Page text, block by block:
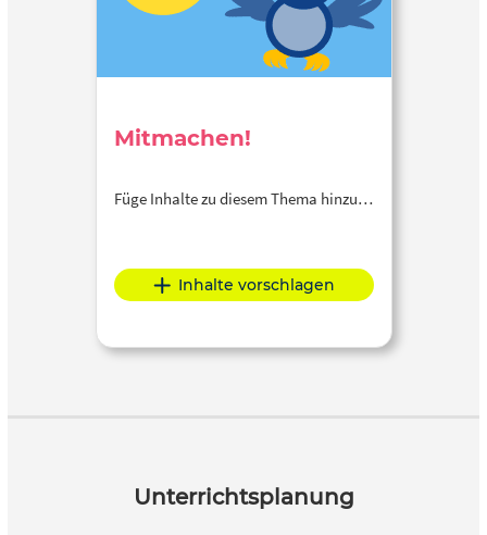
Mitmachen!
Füge Inhalte zu diesem Thema hinzu…
Inhalte vorschlagen
Unterrichtsplanung